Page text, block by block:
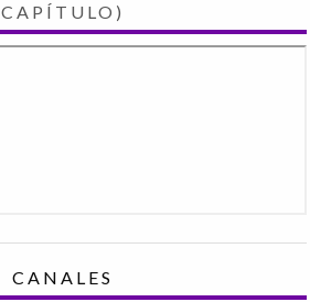
CAPÍTULO)
CANALES